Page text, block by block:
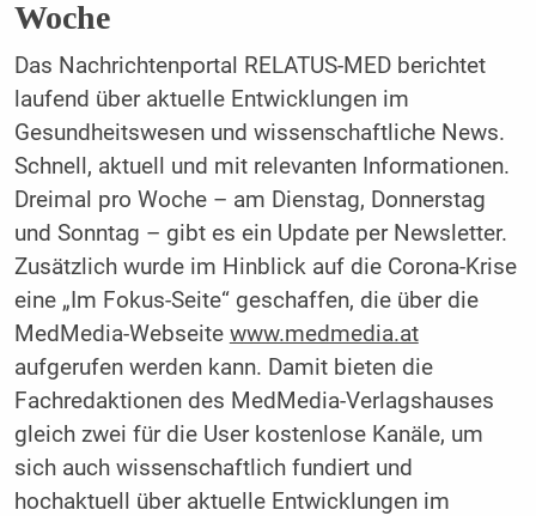
Woche
Das Nachrichtenportal RELATUS-MED berichtet
laufend über aktuelle Entwicklungen im
Gesundheitswesen und wissenschaftliche News.
Schnell, aktuell und mit relevanten Informationen.
Dreimal pro Woche – am Dienstag, Donnerstag
und Sonntag – gibt es ein Update per Newsletter.
Zusätzlich wurde im Hinblick auf die Corona-Krise
eine „Im Fokus-Seite“ geschaffen, die über die
MedMedia-Webseite www.medmedia.at
aufgerufen werden kann. Damit bieten die
Fachredaktionen des MedMedia-Verlagshauses
gleich zwei für die User kostenlose Kanäle, um
sich auch wissenschaftlich fundiert und
hochaktuell über aktuelle Entwicklungen im